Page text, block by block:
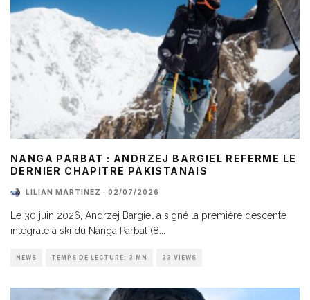
NANGA PARBAT : ANDRZEJ BARGIEL REFERME LE
DERNIER CHAPITRE PAKISTANAIS
LILIAN MARTINEZ · 02/07/2026
Le 30 juin 2026, Andrzej Bargiel a signé la première descente
intégrale à ski du Nanga Parbat (8
NEWS TEMPS DE LECTURE: 3 MN 33 VIEWS